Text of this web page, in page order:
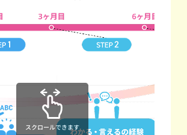
スクロールできます